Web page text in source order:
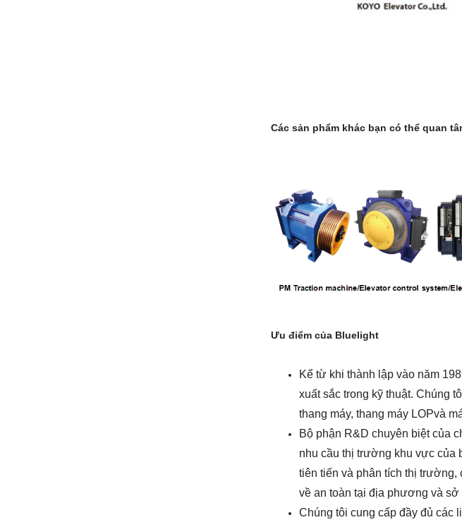
Các sản phẩm khác bạn có thể quan
Ưu điểm của Bluelight
Kể từ khi thành lập vào năm
xuất sắc trong kỹ thuật. Chúng
thang máy, thang máy LOPvà
Bộ phận R&D chuyên biệt của
nhu cầu thị trường khu vực của
tiên tiến và phân tích thị trường,
về an toàn tại địa phương và
Chúng tôi cung cấp đầy đủ các